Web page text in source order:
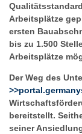
Arbeitsplätze
ersten
bis zu 1.500
Arbeitsplätze
Der Weg des
bereitstellt.
seiner